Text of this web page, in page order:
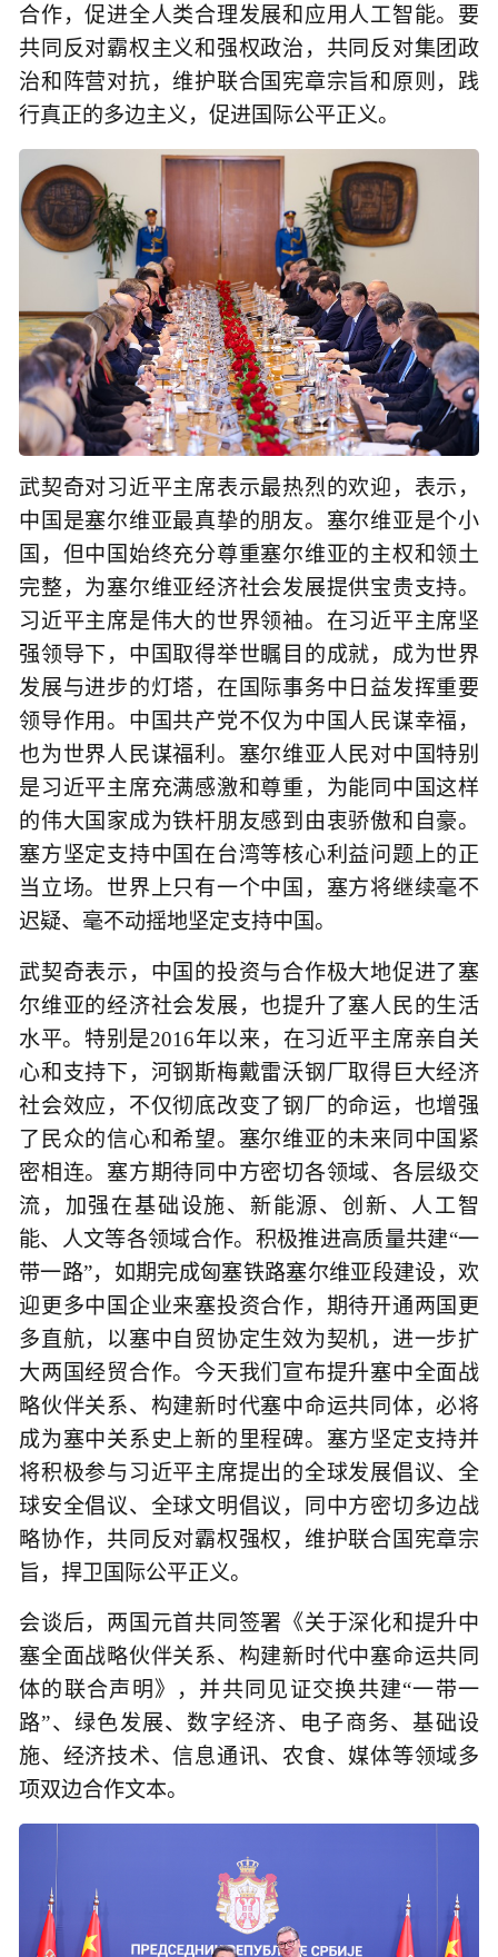
合作，促进全人类合理发展和应用人工智能。要
共同反对霸权主义和强权政治，共同反对集团政
治和阵营对抗，维护联合国宪章宗旨和原则，践
行真正的多边主义，促进国际公平正义。
武契奇对习近平主席表示最热烈的欢迎，表示，
中国是塞尔维亚最真挚的朋友。塞尔维亚是个小
国，但中国始终充分尊重塞尔维亚的主权和领土
完整，为塞尔维亚经济社会发展提供宝贵支持。
习近平主席是伟大的世界领袖。在习近平主席坚
强领导下，中国取得举世瞩目的成就，成为世界
发展与进步的灯塔，在国际事务中日益发挥重要
领导作用。中国共产党不仅为中国人民谋幸福，
也为世界人民谋福利。塞尔维亚人民对中国特别
是习近平主席充满感激和尊重，为能同中国这样
的伟大国家成为铁杆朋友感到由衷骄傲和自豪。
塞方坚定支持中国在台湾等核心利益问题上的正
当立场。世界上只有一个中国，塞方将继续毫不
迟疑、毫不动摇地坚定支持中国。
武契奇表示，中国的投资与合作极大地促进了塞
尔维亚的经济社会发展，也提升了塞人民的生活
水平。特别是2016年以来，在习近平主席亲自关
心和支持下，河钢斯梅戴雷沃钢厂取得巨大经济
社会效应，不仅彻底改变了钢厂的命运，也增强
了民众的信心和希望。塞尔维亚的未来同中国紧
密相连。塞方期待同中方密切各领域、各层级交
流，加强在基础设施、新能源、创新、人工智
能、人文等各领域合作。积极推进高质量共建“一
带一路”，如期完成匈塞铁路塞尔维亚段建设，欢
迎更多中国企业来塞投资合作，期待开通两国更
多直航，以塞中自贸协定生效为契机，进一步扩
大两国经贸合作。今天我们宣布提升塞中全面战
略伙伴关系、构建新时代塞中命运共同体，必将
成为塞中关系史上新的里程碑。塞方坚定支持并
将积极参与习近平主席提出的全球发展倡议、全
球安全倡议、全球文明倡议，同中方密切多边战
略协作，共同反对霸权强权，维护联合国宪章宗
旨，捍卫国际公平正义。
会谈后，两国元首共同签署《关于深化和提升中
塞全面战略伙伴关系、构建新时代中塞命运共同
体的联合声明》，并共同见证交换共建“一带一
路”、绿色发展、数字经济、电子商务、基础设
施、经济技术、信息通讯、农食、媒体等领域多
项双边合作文本。